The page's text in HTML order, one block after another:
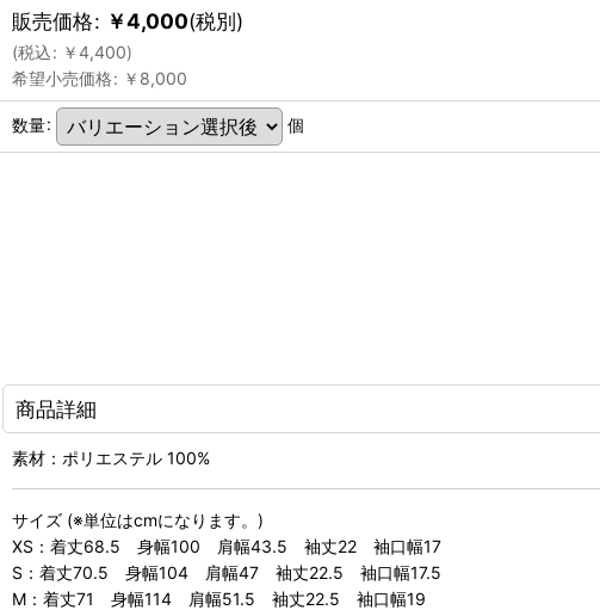
販売価格: ￥4,000(税別)
(税込: ￥4,400)
希望小売価格: ￥ 8,000
数量: 個
商品詳細
素材：ポリエステル 100%
サイズ (※単位はcmになります。)
XS：着丈68.5 身幅100 肩幅43.5 袖丈22 袖口幅17
S：着丈70.5 身幅104 肩幅47 袖丈22.5 袖口幅17.5
M：着丈71 身幅114 肩幅51.5 袖丈22.5 袖口幅19